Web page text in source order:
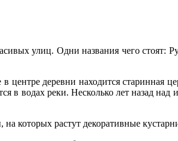
улиц. Одни названия чего стоят:
деревни находится старинная
в водах реки. Несколько лет назад над
которых растут декоративные